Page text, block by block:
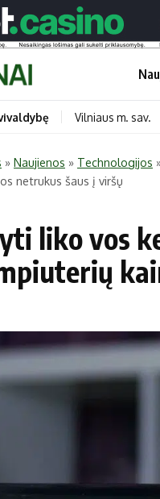
Kategorijos
Gyvenimas
Horoskopai
Sveikata
Vilniaus m. sav.
» Naujienos » Technologijos
netrukus šaus į viršų
liko vos